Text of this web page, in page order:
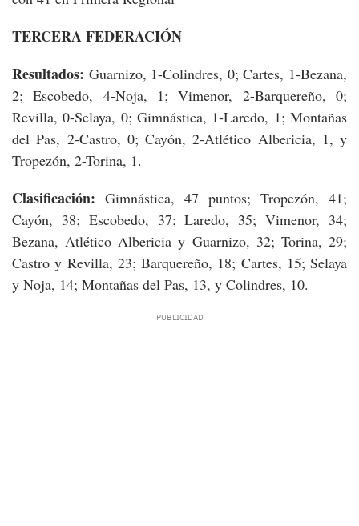
TERCERA FEDERACIÓN
Resultados: Guarnizo, 1-Colindres, 0; Cartes, 1-Bezana,
2; Escobedo, 4-Noja, 1; Vimenor, 2-Barquereño, 0;
Revilla, 0-Selaya, 0; Gimnástica, 1-Laredo, 1; Montañas
del Pas, 2-Castro, 0; Cayón, 2-Atlético Albericia, 1, y
Tropezón, 2-Torina, 1.
Clasificación: Gimnástica, 47 puntos; Tropezón, 41;
Cayón, 38; Escobedo, 37; Laredo, 35; Vimenor, 34;
Bezana, Atlético Albericia y Guarnizo, 32; Torina, 29;
Castro y Revilla, 23; Barquereño, 18; Cartes, 15; Selaya
y Noja, 14; Montañas del Pas, 13, y Colindres, 10.